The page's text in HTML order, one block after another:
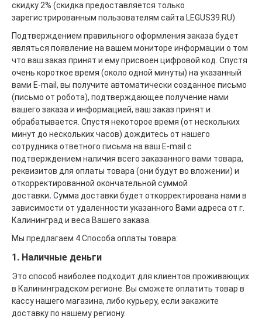
скидку 2% (скидка предоставляется только
зарегистрированным пользователям сайта LEGUS39.RU)
Подтверждением правильного оформления заказа будет
являться появление на вашем мониторе информации о том
что ваш заказ принят и ему присвоен цифровой код. Спустя
очень короткое время (около одной минуты) на указанный
вами E-mail, вы получите автоматически созданное письмо
(письмо от робота), подтверждающее получение нами
вашего заказа и информацией, ваш заказ принят и
обрабатывается. Спустя некоторое время (от нескольких
минут до нескольких часов) дождитесь от нашего
сотрудника ответного письма на ваш E-mail с
подтверждением наличия всего заказанного вами товара,
реквизитов для оплаты товара (они будут во вложении) и
откорректированной окончательной суммой
доставки. Сумма доставки будет откорректирована нами в
зависимости от удаленности указанного Вами адреса от г.
Калининград и веса Вашего заказа.
Мы предлагаем 4 Способа оплаты товара:
1. Наличные деньги
Это способ наиболее подходит для клиентов проживающих
в Калининградском регионе. Вы сможете оплатить товар в
кассу нашего магазина, либо курьеру, если закажите
доставку по нашему региону.